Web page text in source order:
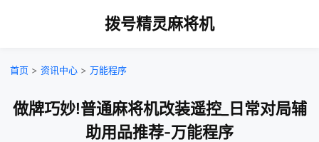
拨号精灵麻将机
首页 > 资讯中心 > 万能程序
做牌巧妙!普通麻将机改装遥控_日常对局辅
助用品推荐-万能程序